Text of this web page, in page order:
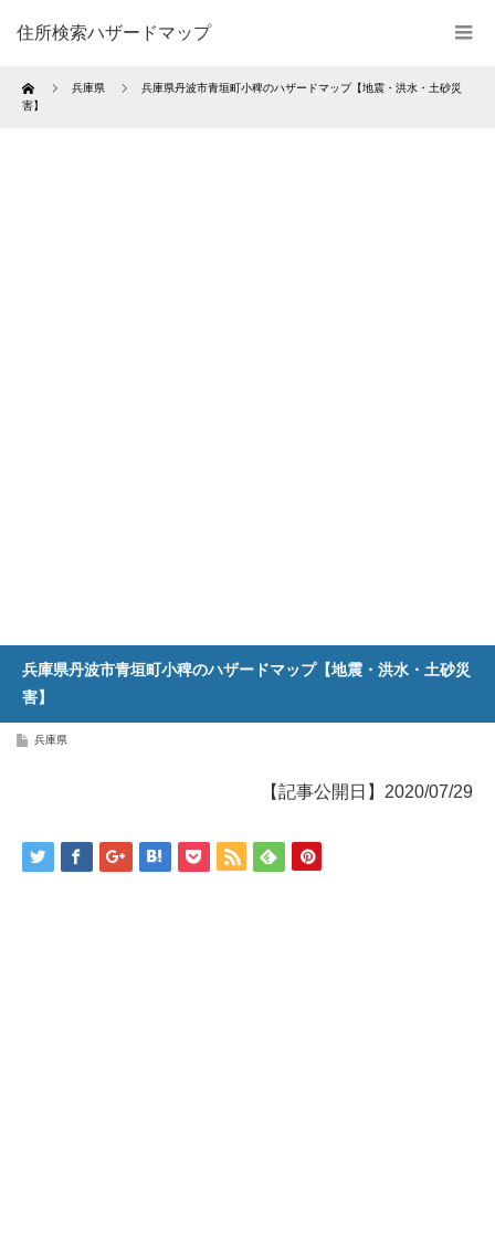
住所検索ハザードマップ
Home 兵庫県
兵庫県丹波市青垣町小稗のハザードマップ【地震・洪水・土砂災
害】
兵庫県丹波市青垣町小稗のハザードマップ【地震・洪水・土砂災
害】
兵庫県
【記事公開日】2020/07/29